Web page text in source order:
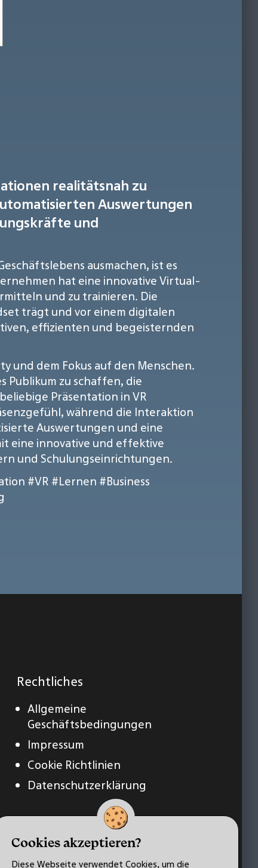
realitätsnah zu
Auswertungen
und
ausmachen, ist es
hat eine innovative Virtual-
und zu trainieren. Die
trägt und vor einem digitalen
effizienten und begeisternden
und dem Fokus auf den Menschen.
Publikum zu schaffen, die
Präsentation in VR
während die Interaktion
Auswertungen und eine
eine innovative und effektive
und Schulungseinrichtungen.
#VR #Lernen #Business
Rechtliches
Allgemeine
Geschäftsbedingungen
Impressum
Cookie Richtlinien
Datenschutzerklärung
Cookies akzeptieren?
Diese Webseite verwendet Cookies, um die